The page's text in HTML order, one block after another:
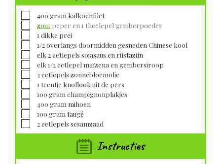
▢
400 gram kalkoenfilet
▢
zout peper en 1 theelepel gemberpoeder
▢1 dikke prei
▢1/2overlangs doormidden gesneden Chinese kool
▢
elk 2 eetlepels sojasaus en rijstazijn
▢
elk 1/2 eetlepel maïzena en gembersiroop
▢
3 eetlepels zonnebloemolie
▢1 teentje knoflook uit de pers
▢
100 gram champignonplakjes
▢
400 gram mihoen
▢
100 gram taugé
▢
2eetlepels sesamzaad
Instructies